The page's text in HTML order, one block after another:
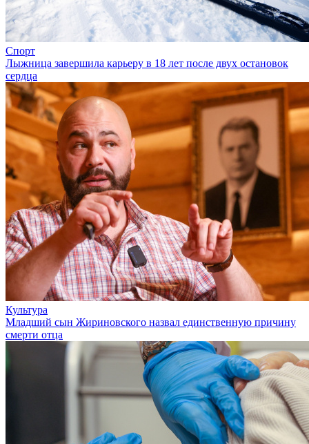
Спорт
Лыжница завершила карьеру в 18 лет после двух остановок
сердца
Культура
Младший сын Жириновского назвал единственную причину
смерти отца